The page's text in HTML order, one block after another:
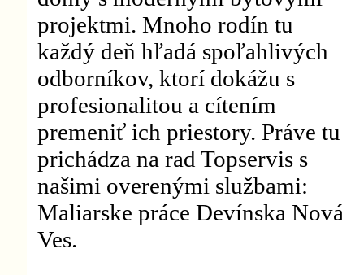
projektmi. Mnoho rodín tu
každý deň hľadá spoľahlivých
odborníkov, ktorí dokážu s
profesionalitou a cítením
premeniť ich priestory. Práve tu
prichádza na rad Topservis s
našimi overenými službami:
Maliarske práce Devínska Nová
Ves.